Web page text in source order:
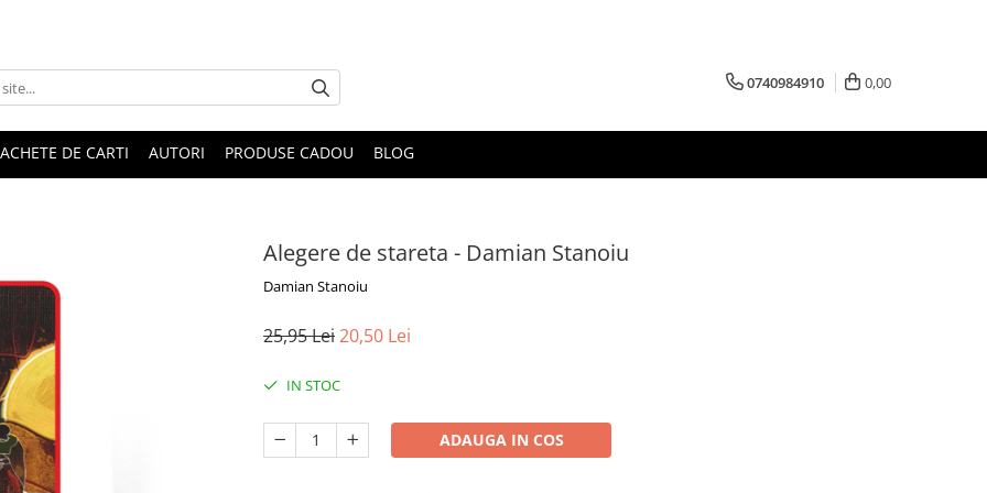
0740984910 0,00
DE CARTI AUTORI PRODUSE CADOU BLOG
Alegere de stareta - Damian Stanoiu
Damian Stanoiu
25,95 Lei20,50 Lei
IN STOC
ADAUGA IN COS